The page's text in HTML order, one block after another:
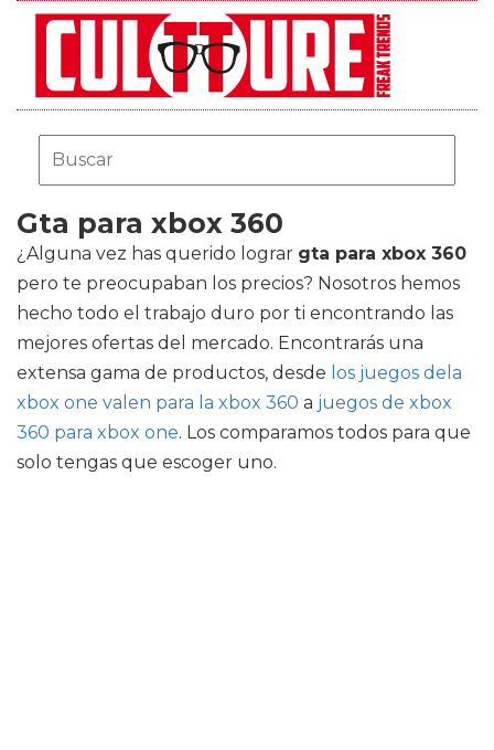
Gta para xbox 360
¿Alguna vez has querido lograr gta para xbox 360
pero te preocupaban los precios? Nosotros hemos
hecho todo el trabajo duro por ti encontrando las
mejores ofertas del mercado. Encontrarás una
extensa gama de productos, desde los juegos dela
xbox one valen para la xbox 360 a juegos de xbox
360 para xbox one. Los comparamos todos para que
solo tengas que escoger uno.